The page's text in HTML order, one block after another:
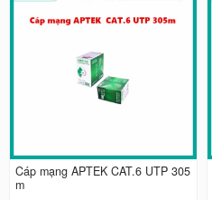
Cáp mạng APTEK CAT.6 UTP 305
m